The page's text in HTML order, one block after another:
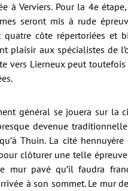
à Verviers. Pour la 4e
seront mis à rude
quatre côte répertoriées et
plaisir aux spécialistes de
vers Lierneux peut
général se jouera sur la
devenue
Thuin. La cité
clôturer une telle
mur pavé qu’il faudra
à son sommet. Le mur